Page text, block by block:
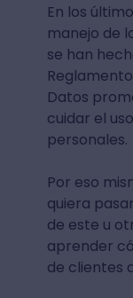
En los
manejo de
se han
Datos
cuidar el
personales.
Por eso
quiera
de este u
aprender
de clientes